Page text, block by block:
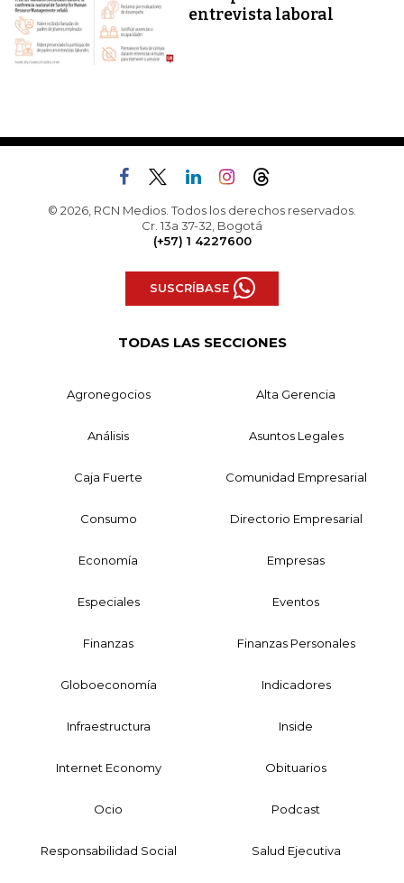
entrevista laboral
© 2026, RCN Medios. Todos los derechos reservados.
Cr. 13a 37-32, Bogotá
(+57) 1 4227600
SUSCRÍBASE
TODAS LAS SECCIONES
Agronegocios Alta Gerencia
Análisis Asuntos Legales
Caja Fuerte Comunidad Empresarial
Consumo Directorio Empresarial
Economía Empresas
Especiales Eventos
Finanzas Finanzas Personales
Globoeconomía Indicadores
Infraestructura Inside
Internet Economy Obituarios
Ocio Podcast
Responsabilidad Social Salud Ejecutiva